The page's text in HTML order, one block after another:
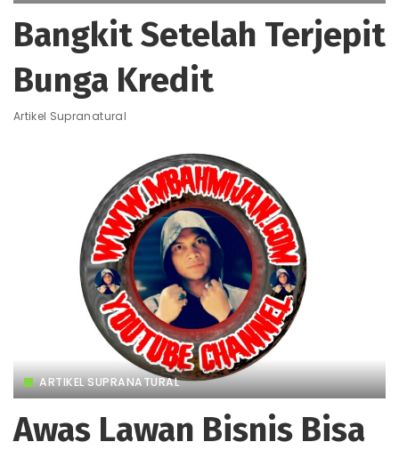
Bangkit Setelah Terjepit
Bunga Kredit
Artikel Supranatural
ARTIKEL SUPRANATURAL
Awas Lawan Bisnis Bisa